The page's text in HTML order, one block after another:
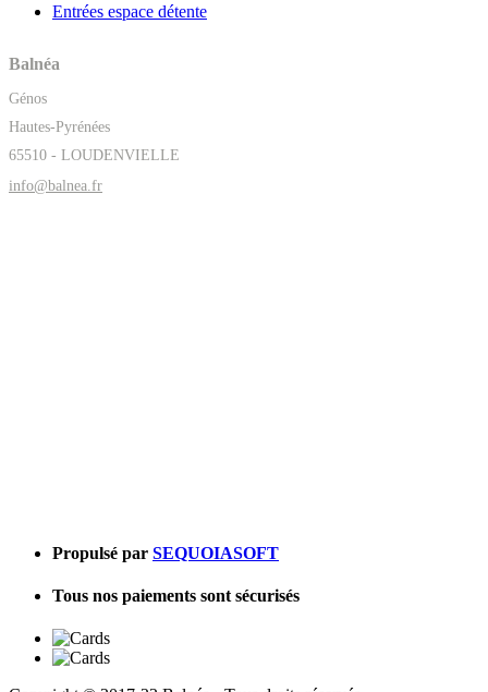
Entrées espace détente
Balnéa
Génos
Hautes-Pyrénées
65510 - LOUDENVIELLE
info@balnea.fr
Propulsé par SEQUOIASOFT
Tous nos paiements sont sécurisés